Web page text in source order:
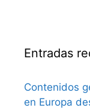
Entradas
Contenidos
en Europa